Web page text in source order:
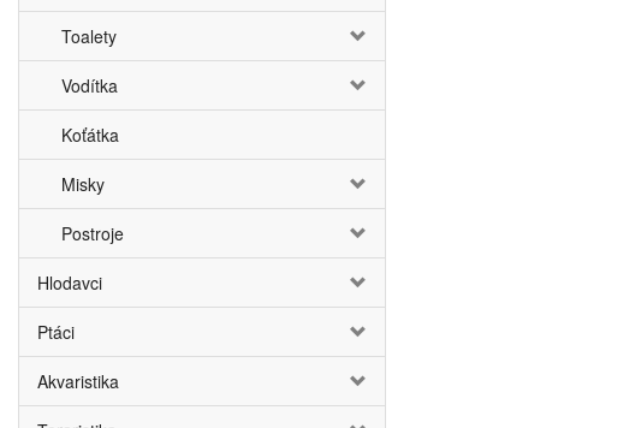
Toalety
Vodítka
Koťátka
Misky
Postroje
Hlodavci
Ptáci
Akvaristika